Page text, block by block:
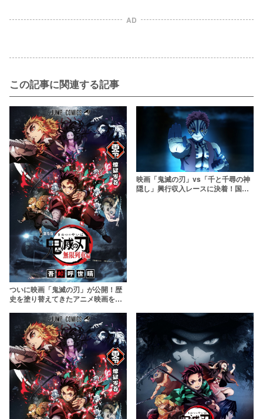
AD
この記事に関連する記事
ついに映画「鬼滅の刃」が公開！歴
史を塗り替えてきたアニメ映画を振
映画「鬼滅の刃」vs「千と千尋の神
隠し」興行収入レースに決着！国内